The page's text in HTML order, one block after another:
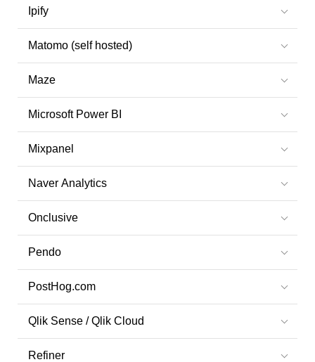
Ipify
Matomo (self hosted)
Maze
Microsoft Power BI
Mixpanel
Naver Analytics
Onclusive
Pendo
PostHog.com
Qlik Sense / Qlik Cloud
Refiner